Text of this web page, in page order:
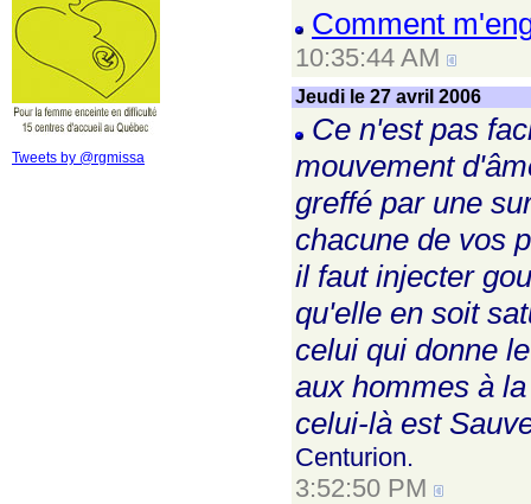
Tweets by @rgmissa
Comment
10:35:44 AM
Jeudi le 27 avril 2006
Ce n'est pas
mouvement
greffé par une
chacune de vos
il faut injecter
qu'elle en soit
celui qui donne
aux hommes à
celui-là est
Centurion.
3:52:50 PM